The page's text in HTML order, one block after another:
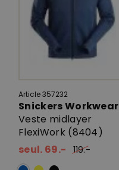
Article 357232
Snickers Workwear
Veste midlayer
FlexiWork (8404)
seul. 69.-
119.-